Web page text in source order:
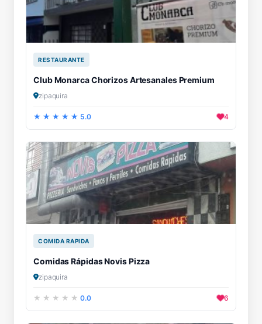
RESTAURANTE
Club Monarca Chorizos Artesanales Premium
zipaquira
5.0 4
COMIDA RAPIDA
Comidas Rápidas Novis Pizza
zipaquira
0.0 6